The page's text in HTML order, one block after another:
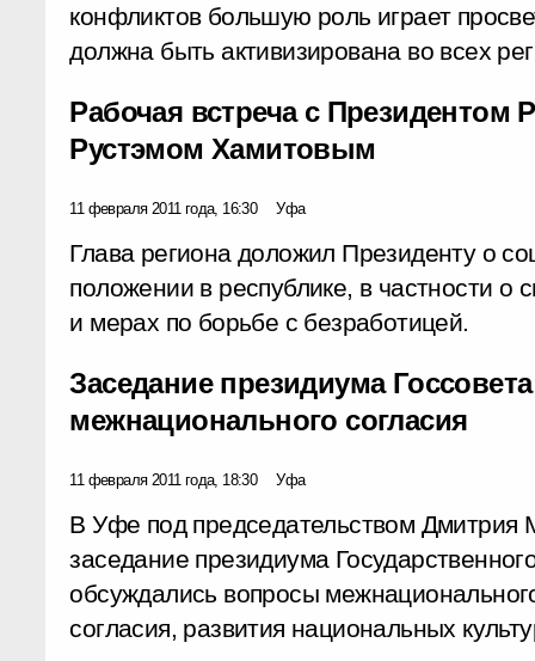
конфликтов большую роль играет
должна быть активизирована во всех
Рабочая встреча с Президентом
Рустэмом Хамитовым
11 февраля 2011 года, 16:30 Уфа
Глава региона доложил Президенту о
положении в республике, в частности о
и мерах по борьбе с безработицей.
Заседание президиума
межнационального согласия
11 февраля 2011 года, 18:30 Уфа
В Уфе под председательством Дмитрия
заседание президиума
обсуждались вопросы
согласия, развития национальных